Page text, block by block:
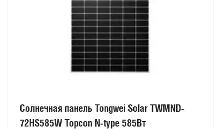
Солнечная панель Tongwei Solar TWMND-
72HS585W Topcon N-type 585Вт